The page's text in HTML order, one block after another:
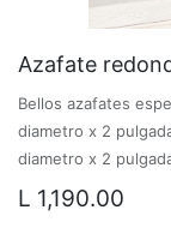
Azafate
Bellos azafates
diametro x 2
diametro x 2
L 1,190.00